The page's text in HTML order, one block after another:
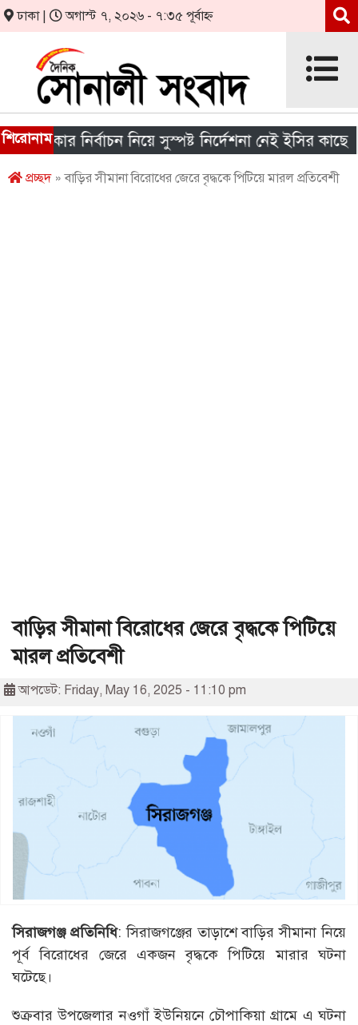
ঢাকা | অগাস্ট ৭, ২০২৬ - ৭:৩৫ পূর্বাহ্ন
শিরোনামনির্বাচন নিয়ে সুস্পষ্ট নির্দেশনা নেই ইসির কাছে
প্রচ্ছদ» বাড়ির সীমানা বিরোধের জেরে বৃদ্ধকে পিটিয়ে মারল প্রতিবেশী
বাড়ির সীমানা বিরোধের জেরে বৃদ্ধকে পিটিয়ে
মারল প্রতিবেশী
আপডেট: Friday, May 16, 2025 - 11:10 pm
সিরাজগঞ্জ প্রতিনিধি: সিরাজগঞ্জের তাড়াশে বাড়ির সীমানা নিয়ে
পূর্ব বিরোধের জেরে একজন বৃদ্ধকে পিটিয়ে মারার ঘটনা
ঘটেছে।
শুক্রবার উপজেলার নওগাঁ ইউনিয়নে চৌপাকিয়া গ্রামে এ ঘটনা